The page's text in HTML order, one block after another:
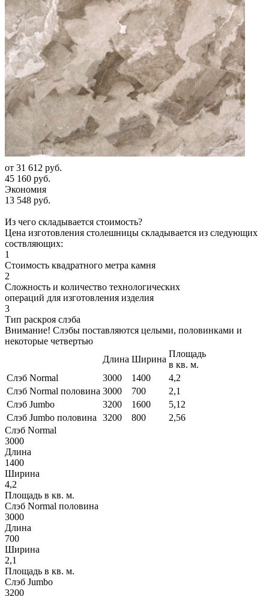
от 31 612 руб.
45 160 руб.
Экономия
13 548 руб.
Из чего складывается стоимость?
Цена изготовления столешницы складывается из следующих
соствляющих:
1
Стоимость квадратного метра камня
2
Сложность и количество технологических
операций для изготовления изделия
3
Тип раскроя слэба
Внимание! Слэбы поставляются целыми, половинками и
некоторые четвертью
Длина Ширина
Площадь
в кв. м.
Слэб Normal
3000 1400
4,2
Слэб Normal половина 3000 700
2,1
Слэб Jumbo
3200 1600
5,12
Слэб Jumbo половина
3200 800
2,56
Слэб Normal
3000
Длина
1400
Ширина
4,2
Площадь в кв. м.
Слэб Normal половина
3000
Длина
700
Ширина
2,1
Площадь в кв. м.
Слэб Jumbo
3200